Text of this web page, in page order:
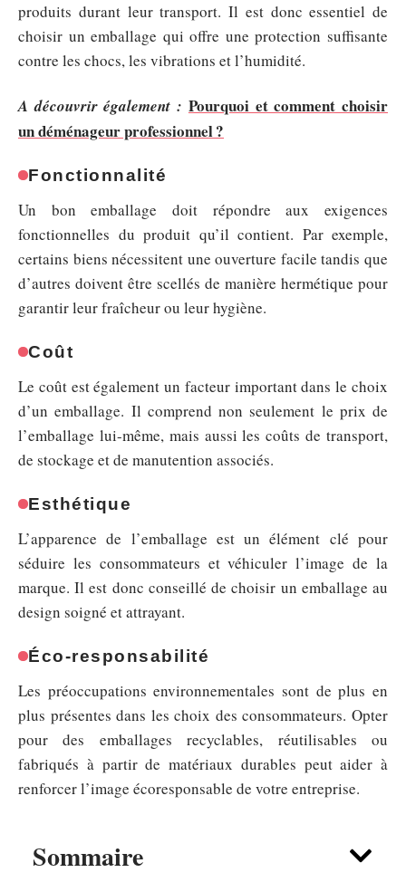
Sommaire
produits durant leur transport. Il est donc essentiel de
choisir un emballage qui offre une protection suffisante
contre les chocs, les vibrations et l’humidité.
A découvrir également : Pourquoi et comment choisir
un déménageur professionnel ?
Fonctionnalité
Un bon emballage doit répondre aux exigences
fonctionnelles du produit qu’il contient. Par exemple,
certains biens nécessitent une ouverture facile tandis que
d’autres doivent être scellés de manière hermétique pour
garantir leur fraîcheur ou leur hygiène.
Coût
Le coût est également un facteur important dans le choix
d’un emballage. Il comprend non seulement le prix de
l’emballage lui-même, mais aussi les coûts de transport,
de stockage et de manutention associés.
Esthétique
L’apparence de l’emballage est un élément clé pour
séduire les consommateurs et véhiculer l’image de la
marque. Il est donc conseillé de choisir un emballage au
design soigné et attrayant.
Éco-responsabilité
Les préoccupations environnementales sont de plus en
plus présentes dans les choix des consommateurs. Opter
pour des emballages recyclables, réutilisables ou
fabriqués à partir de matériaux durables peut aider à
renforcer l’image écoresponsable de votre entreprise.